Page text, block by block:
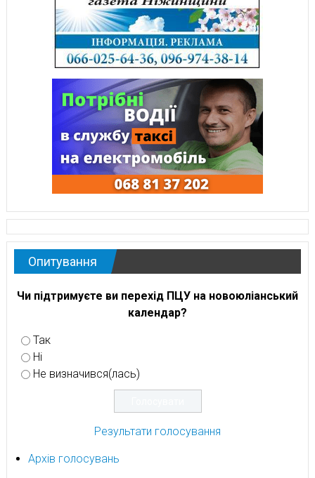
Опитування
Чи підтримуєте ви перехід ПЦУ на новоюліанський
календар?
Так
Ні
Не визначився(лась)
Результати голосування
Архів голосувань